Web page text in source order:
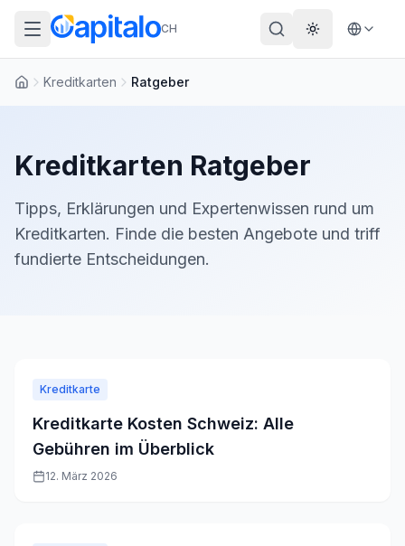
CH Theme
Kreditkarten Ratgeber
Kreditkarten Ratgeber
Tipps, Erklärungen und Expertenwissen rund um
Kreditkarten. Finde die besten Angebote und triff
fundierte Entscheidungen.
Kreditkarte
Kreditkarte Kosten Schweiz: Alle
Gebühren im Überblick
12. März 2026